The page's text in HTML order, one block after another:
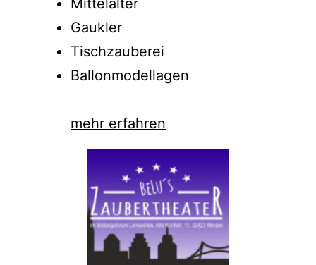
Mittelalter
Gaukler
Tischzauberei
Ballonmodellagen
mehr erfahren